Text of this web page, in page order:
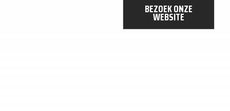
BEZOEK ONZE
WEBSITE